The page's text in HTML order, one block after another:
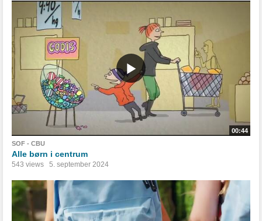
00:44
SOF - CBU
Alle børn i centrum
543 views 5. september 2024